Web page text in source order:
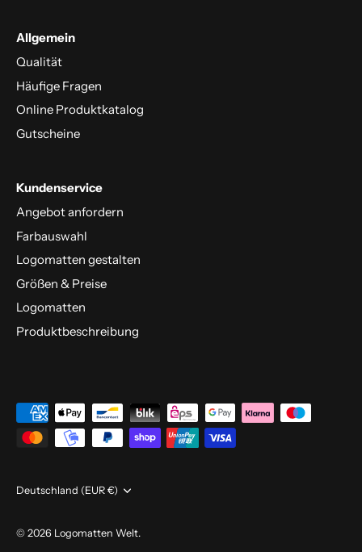
Allgemein
Qualität
Häufige Fragen
Online Produktkatalog
Gutscheine
Kundenservice
Angebot anfordern
Farbauswahl
Logomatten gestalten
Größen & Preise
Logomatten
Produktbeschreibung
Währung
Deutschland (EUR €)
© 2026 Logomatten Welt.